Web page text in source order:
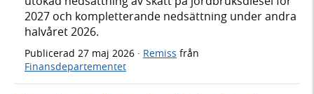
2027 och kompletterande nedsättning under andra
halvåret 2026.
Publicerad 27 maj 2026 · Remiss från
Finansdepartementet